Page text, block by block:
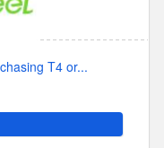
T4 or...